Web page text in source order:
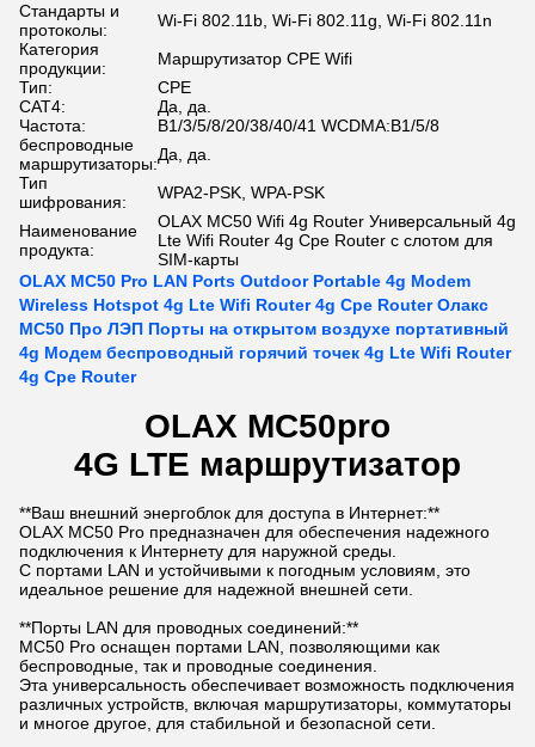
Стандарты и
протоколы:
Wi-Fi 802.11b, Wi-Fi 802.11g, Wi-Fi 802.11n
Категория
продукции:
Маршрутизатор CPE Wifi
Тип:
CPE
CAT4:
Да, да.
Частота:
B1/3/5/8/20/38/40/41 WCDMA:B1/5/8
беспроводные
маршрутизаторы:Да, да.
Тип
шифрования:
WPA2-PSK, WPA-PSK
Наименование
продукта:
OLAX MC50 Wifi 4g Router Универсальный 4g
Lte Wifi Router 4g Cpe Router с слотом для
SIM-карты
OLAX MC50 Pro LAN Ports Outdoor Portable 4g Modem
Wireless Hotspot 4g Lte Wifi Router 4g Cpe Router Олакс
MC50 Про ЛЭП Порты на открытом воздухе портативный
4g Модем беспроводный горячий точек 4g Lte Wifi Router
4g Cpe Router
OLAX MC50pro
4G LTE маршрутизатор
**Ваш внешний энергоблок для доступа в Интернет:**
OLAX MC50 Pro предназначен для обеспечения надежного
подключения к Интернету для наружной среды.
С портами LAN и устойчивыми к погодным условиям, это
идеальное решение для надежной внешней сети.
**Порты LAN для проводных соединений:**
MC50 Pro оснащен портами LAN, позволяющими как
беспроводные, так и проводные соединения.
Эта универсальность обеспечивает возможность подключения
различных устройств, включая маршрутизаторы, коммутаторы
и многое другое, для стабильной и безопасной сети.